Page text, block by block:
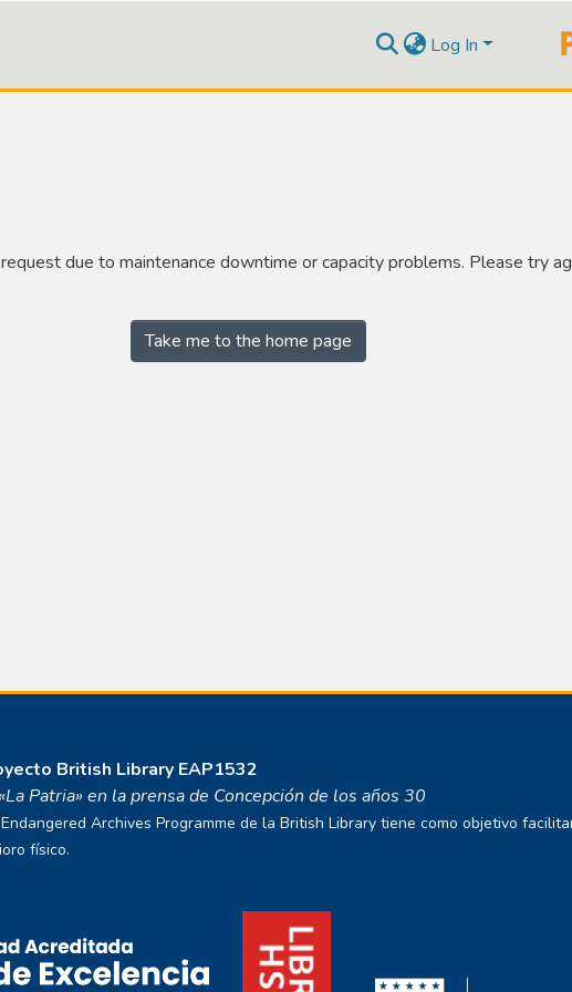
Log In
due to maintenance downtime or capacity problems. Please try
Take me to the home page
British Library EAP1532
Patria» en la prensa de Concepción de los años 30
Archives Programme de la British Library tiene como objetivo
físico.